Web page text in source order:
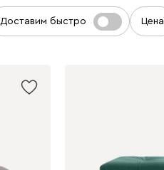
Доставим быстро Цена